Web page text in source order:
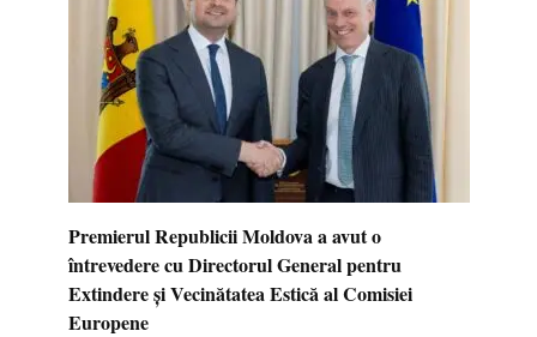
Premierul Republicii Moldova a avut o
întrevedere cu Directorul General pentru
Extindere și Vecinătatea Estică al Comisiei
Europene